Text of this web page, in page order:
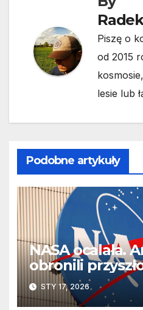
Piszę o
od 2015
lesie lub
Podobne artykuły
NASA ocalała.
obronili
przed
STY 17, 2026